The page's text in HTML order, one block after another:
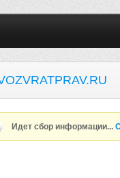
Идет сбор информации...